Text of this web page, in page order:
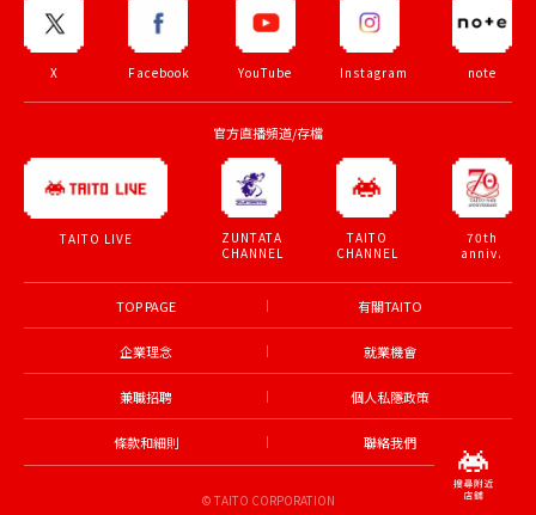
X Facebook YouTube Instagram note
官方直播頻道/存檔
TAITO LIVE
ZUNTATA
CHANNEL
TAITO
CHANNEL
70th
anniv.
TOP PAGE 有關TAITO
企業理念 就業機會
兼職招聘 個人私隱政策
條款和細則 聯絡我們
© TAITO CORPORATION